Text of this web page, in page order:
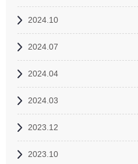
2024.10
2024.07
2024.04
2024.03
2023.12
2023.10